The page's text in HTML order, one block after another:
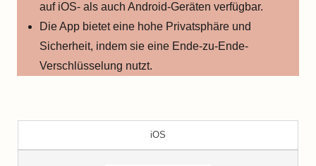
auf iOS- als auch Android-Geräten verfügbar.
Die App bietet eine hohe Privatsphäre und
Sicherheit, indem sie eine Ende-zu-Ende-
Verschlüsselung nutzt.
iOS